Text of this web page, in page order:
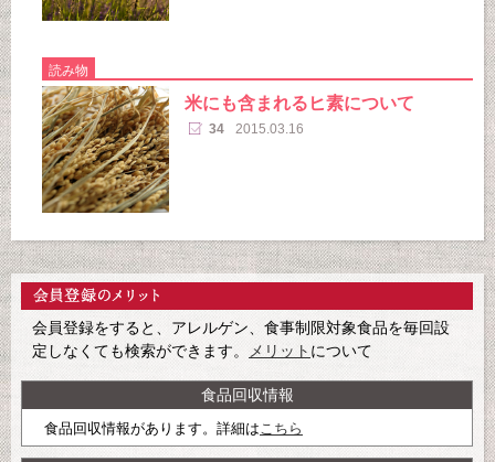
読み物
米にも含まれるヒ素について
34 2015.03.16
会員登録をすると、アレルゲン、食事制限対象食品を毎回設
定しなくても検索ができます。
メリット について
食品回収情報
食品回収情報があります。詳細はこちら